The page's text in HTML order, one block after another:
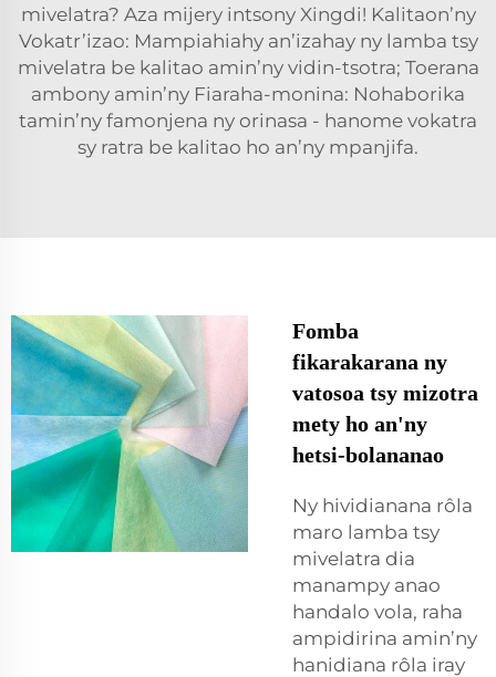
mivelatra? Aza mijery intsony Xingdi! Kalitaon’ny
Vokatr’izao: Mampiahiahy an’izahay ny lamba tsy
mivelatra be kalitao amin’ny vidin-tsotra; Toerana
ambony amin’ny Fiaraha-monina: Nohaborika
tamin’ny famonjena ny orinasa - hanome vokatra
sy ratra be kalitao ho an’ny mpanjifa.
Fomba
fikarakarana ny
vatosoa tsy mizotra
mety ho an'ny
hetsi-bolananao
Ny hividianana rôla
maro lamba tsy
mivelatra dia
manampy anao
handalo vola, raha
ampidirina amin’ny
hanidiana rôla iray